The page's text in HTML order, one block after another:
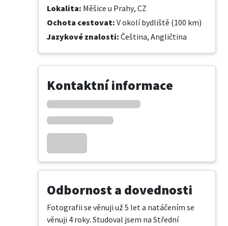
Lokalita: Měšice u Prahy, CZ
Ochota cestovat: V okolí bydliště (100 km)
Jazykové znalosti: Čeština, Angličtina
Kontaktní informace
Odbornost a dovednosti
Fotografii se věnuji už 5 let a natáčením se
věnuji 4 roky. Studoval jsem na Střední